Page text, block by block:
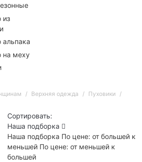
из
альпака
на меху
Верхняя одежда
Пуховики
Сортировать:
Наша подборка
Наша подборка По цене: от большей к
меньшей По цене: от меньшей к
большей